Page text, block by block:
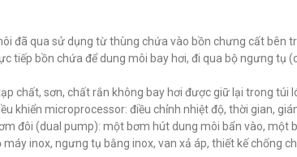
đã qua sử dụng từ thùng chứa vào bồn chưng cất bên
tiếp bồn chứa để dung môi bay hơi, đi qua bộ ngưng tụ
chất, sơn, chất rắn không bay hơi được giữ lại trong túi
khiển microprocessor: điều chỉnh nhiệt độ, thời gian,
đôi (dual pump): một bơm hút dung môi bẩn vào, một
inox, ngưng tụ bằng inox, van xả áp, thiết kế chống